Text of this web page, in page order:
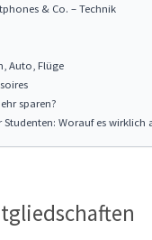
& Co. – Technik
Auto, Flüge
sparen?
Studenten: Worauf es wirklich